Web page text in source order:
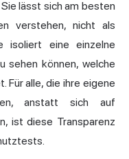
lässt sich am besten
verstehen, nicht als
isoliert eine einzelne
sehen können, welche
Für alle, die ihre eigene
anstatt sich auf
ist diese Transparenz